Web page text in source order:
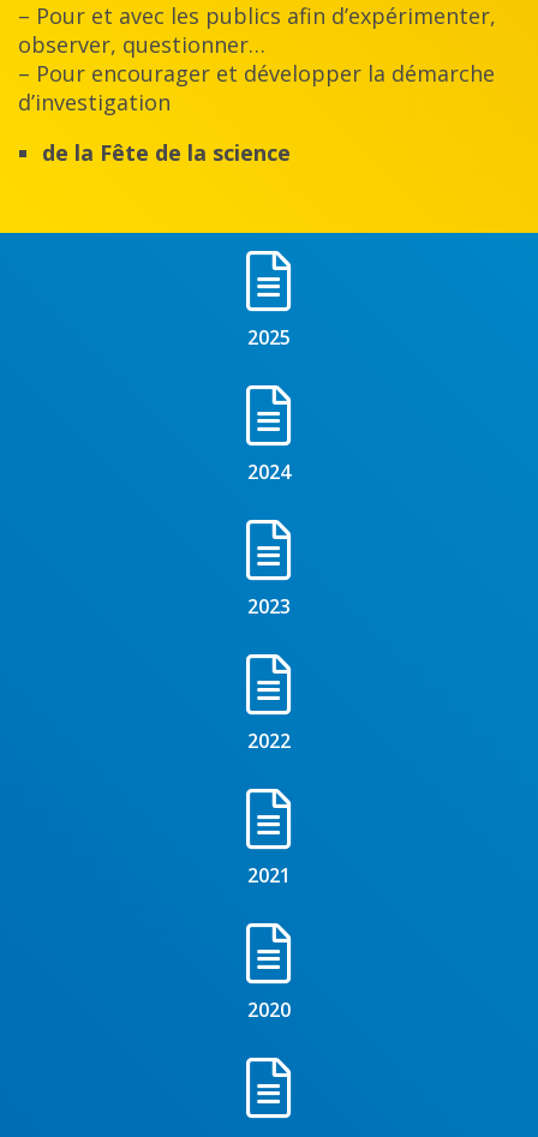
– Pour et avec les publics afin d’expérimenter,
observer, questionner…
– Pour encourager et développer la démarche
d’investigation
de la Fête de la science
2025
2024
2023
2022
2021
2020